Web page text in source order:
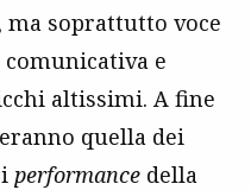
ma soprattutto voce
comunicativa e
altissimi. A fine
quella dei
performance della